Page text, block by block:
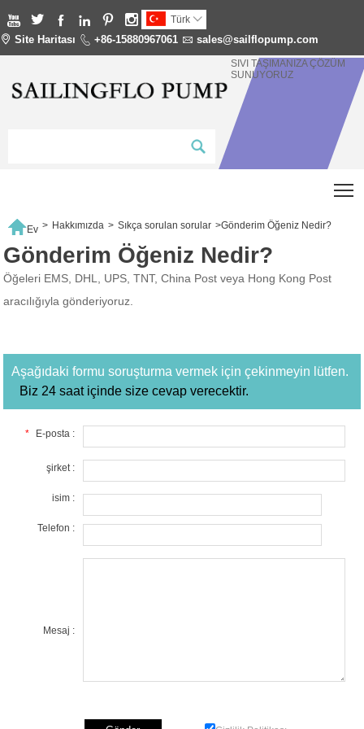
      Türk 
 Site Haritası  +86-15880967061  sales@sailflopump.com
SIVI TAŞIMANIZA ÇÖZÜM
SUNUYORUZ
Ev > Hakkımızda > Sıkça sorulan sorular >Gönderim Öğeniz Nedir?
Gönderim Öğeniz Nedir?
Öğeleri EMS, DHL, UPS, TNT, China Post veya Hong Kong Post
aracılığıyla gönderiyoruz.
Aşağıdaki formu soruşturma vermek için çekinmeyin lütfen.
Biz 24 saat içinde size cevap verecektir.
* E-posta :
şirket :
isim :
Telefon :
Mesaj :